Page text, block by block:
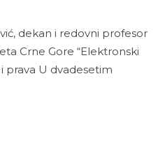
dekan i redovni profesor
Crne Gore “Elektronski
prava U dvadesetim